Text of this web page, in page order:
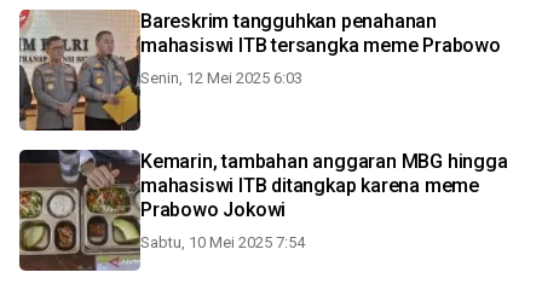
Bareskrim tangguhkan penahanan
mahasiswi ITB tersangka meme Prabowo
Senin, 12 Mei 2025 6:03
Kemarin, tambahan anggaran MBG hingga
mahasiswi ITB ditangkap karena meme
Prabowo Jokowi
Sabtu, 10 Mei 2025 7:54